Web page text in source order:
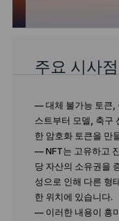
주요 시사
— 대체 불가능 토큰,
스트부터 모델, 축구
한 암호화 토큰을 만
— NFT는 고유하고
당 자산의 소유권을
성으로 인해 다른 형
한 위치에 있습니다.
— 이러한 내용이 흥